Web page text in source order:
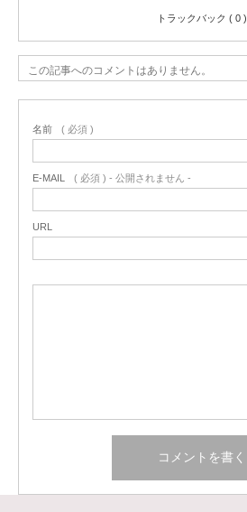
トラックバック ( 0 )
この記事へのコメントはありません。
名前 ( 必須 )
E-MAIL ( 必須 ) - 公開されません -
URL